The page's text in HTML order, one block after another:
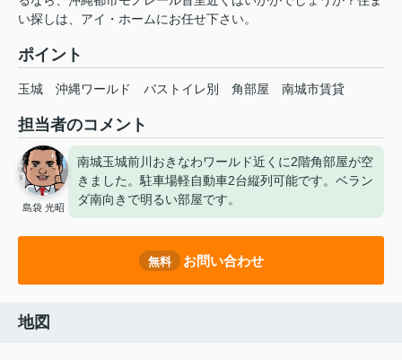
い探しは、アイ・ホームにお任せ下さい。
ポイント
玉城 沖縄ワールド バストイレ別 角部屋 南城市賃貸
担当者のコメント
島袋 光昭
南城玉城前川おきなわワールド近くに2階角部屋が空
きました。駐車場軽自動車2台縦列可能です。ベラン
ダ南向きで明るい部屋です。
無料 お問い合わせ
地図